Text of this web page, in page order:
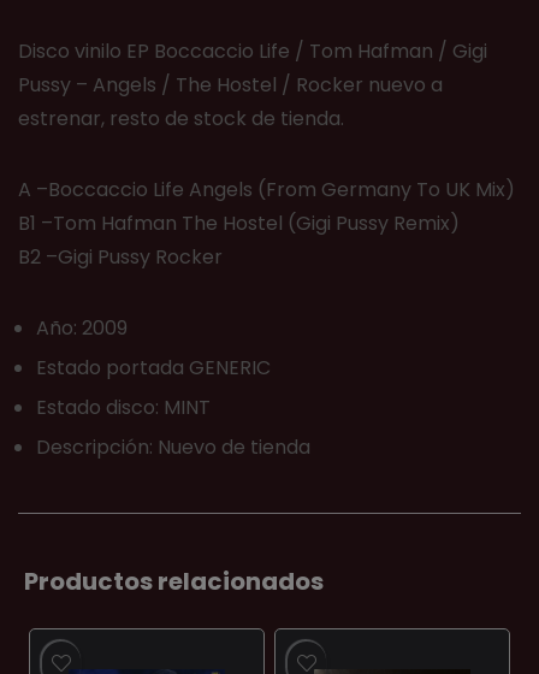
Disco vinilo EP Boccaccio Life / Tom Hafman / Gigi
Pussy ‎– Angels / The Hostel / Rocker nuevo a
estrenar, resto de stock de tienda.
A –Boccaccio Life Angels (From Germany To UK Mix)
B1 –Tom Hafman The Hostel (Gigi Pussy Remix)
B2 –Gigi Pussy Rocker
Año: 2009
Estado portada GENERIC
Estado disco: MINT
Descripción: Nuevo de tienda
Productos relacionados